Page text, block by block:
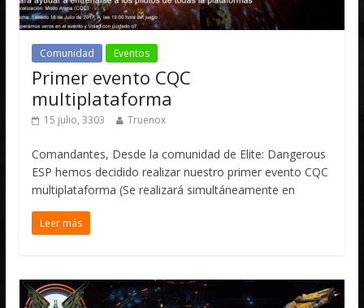
Comunidad Eventos
Primer evento CQC
multiplataforma
15 julio, 3303 Truenox
Comandantes, Desde la comunidad de Elite: Dangerous
ESP hemos decidido realizar nuestro primer evento CQC
multiplataforma (Se realizará simultáneamente en
Leer más